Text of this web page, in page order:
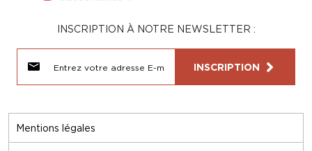
Mentions légales
INSCRIPTION À NOTRE NEWSLETTER :
INSCRIPTION